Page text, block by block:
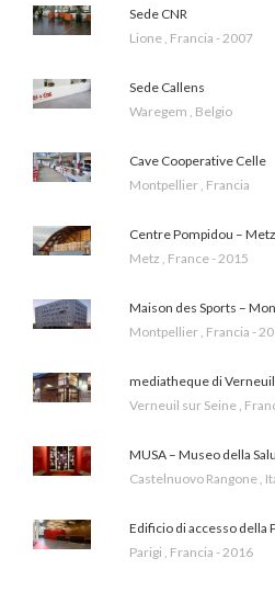
Sede CNR
Lione , Francia - 2007
Sede Callens
Waregem , Belgio
Cave Cooperative Celle
Montpellier , Francia
Centre Pompidou – Metz
Metz , France - 2015
Maison des Sports –
Montpellier , Francia -
mediatheque di
Verneuil sur Seine ,
MUSA – Museo della
Castelnuovo Rangone ,
Edificio di accesso della
Parigi , Francia - 2016